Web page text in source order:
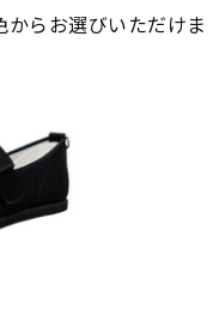
らお選びいただけま